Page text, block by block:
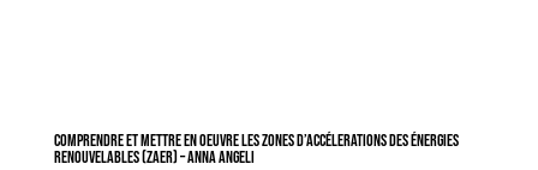
Comprendre et mettre en oeuvre les zones d’accélerations des énergies
renouvelables (ZAER) – Anna Angeli